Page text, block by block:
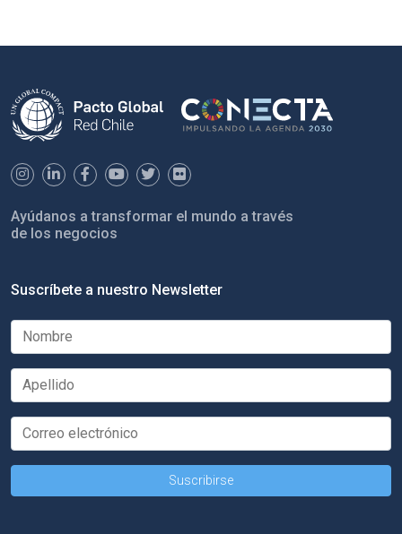
Ayúdanos a transformar el mundo a través
de los negocios
Suscríbete a nuestro Newsletter